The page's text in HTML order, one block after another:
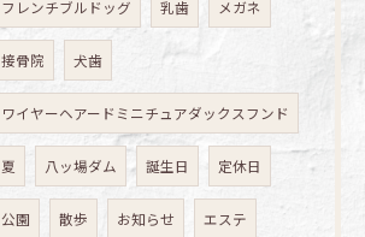
フレンチブルドッグ 乳歯 メガネ
接骨院 犬歯
ワイヤーヘアードミニチュアダックスフンド
夏 八ッ場ダム 誕生日 定休日
公園 散歩 お知らせ エステ